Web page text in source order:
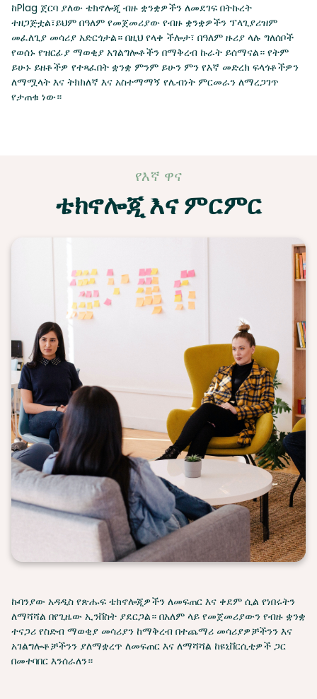
ከPlag ጀርባ ያለው ቴክኖሎጂ ብዙ ቋንቋዎችን ለመደገፍ በትኩረት
ተዘጋጅቷል፣ይህም በዓለም የመጀመሪያው የብዙ ቋንቋዎችን ፕላጊያሪዝም
መፈለጊያ መሳሪያ አድርጎታል። በዚህ የላቀ ችሎታ፣ በዓለም ዙሪያ ላሉ ግለሰቦች
የወሰኑ የዝርፊያ ማወቂያ አገልግሎቶችን በማቅረብ ኩራት ይሰማናል። የትም
ይሁኑ ይዘቶችዎ የተጻፈበት ቋንቋ ምንም ይሁን ምን የእኛ መድረክ ፍላጎቶችዎን
ለማሟላት እና ትክክለኛ እና አስተማማኝ የሌብነት ምርመራን ለማረጋገጥ
የታጠቁ ነው።
የእኛ ዋና
ቴክኖሎጂ እና ምርምር
ኩባንያው አዳዲስ የጽሑፍ ቴክኖሎጂዎችን ለመፍጠር እና ቀደም ሲል የነበሩትን
ለማሻሻል በየጊዜው ኢንቨስት ያደርጋል። በአለም ላይ የመጀመሪያውን የብዙ ቋንቋ
ተናጋሪ የስድብ ማወቂያ መሳሪያን ከማቅረብ በተጨማሪ መሳሪያዎቻችንን እና
አገልግሎቶቻችንን ያለማቋረጥ ለመፍጠር እና ለማሻሻል ከዩኒቨርሲቲዎች ጋር
በመተባበር እንሰራለን።